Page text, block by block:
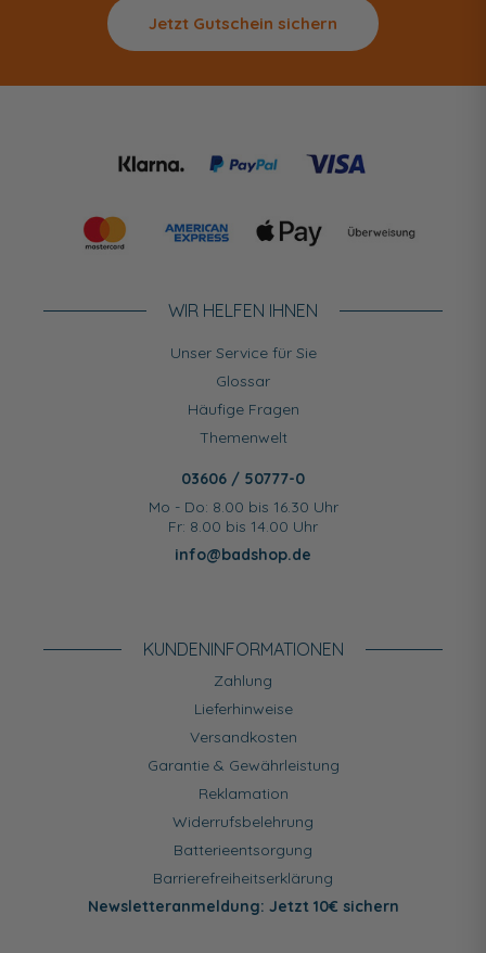
Jetzt Gutschein sichern
WIR HELFEN IHNEN
Unser Service für Sie
Glossar
Häufige Fragen
Themenwelt
03606 / 50777-0
Mo - Do: 8.00 bis 16.30 Uhr
Fr: 8.00 bis 14.00 Uhr
info@badshop.de
KUNDEN­INFORMATIONEN
Zahlung
Lieferhinweise
Versandkosten
Garantie & Gewährleistung
Reklamation
Widerrufsbelehrung
Batterieentsorgung
Barrierefreiheitserklärung
Newsletteranmeldung: Jetzt 10€ sichern